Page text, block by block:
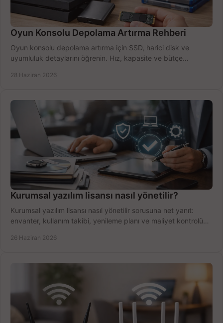
Oyun Konsolu Depolama Artırma Rehberi
Oyun konsolu depolama artırma için SSD, harici disk ve
uyumluluk detaylarını öğrenin. Hız, kapasite ve bütçe
28 Haziran 2026
Kurumsal yazılım lisansı nasıl yönetilir?
Kurumsal yazılım lisansı nasıl yönetilir sorusuna net yanıt:
envanter, kullanım takibi, yenileme planı ve maliyet kontrolü
26 Haziran 2026